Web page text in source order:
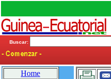
Buscar:
Home